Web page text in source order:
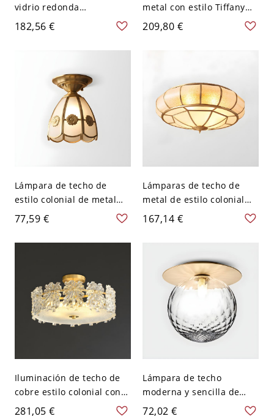
vidrio redonda
posmoderna para sala de
estar - 110 A 120 V 40,64
182,56 €
metal con estilo Tiffany
para sala de estar con
geometría - 110 A 120 V
209,80 €
Lámpara de techo de
estilo colonial de metal
con 1 luz montada en el
techo en bronce - 110 A
120 V 17,78 cm
77,59 €
Lámparas de techo de
metal de estilo colonial
con fijación al techo en
bronce - 110 A 120 V 3
167,14 €
Iluminación de techo de
cobre estilo colonial con
pantalla de vidrio y
281,05 €
Lámpara de techo
moderna y sencilla de
forma esférica de hierro
72,02 €